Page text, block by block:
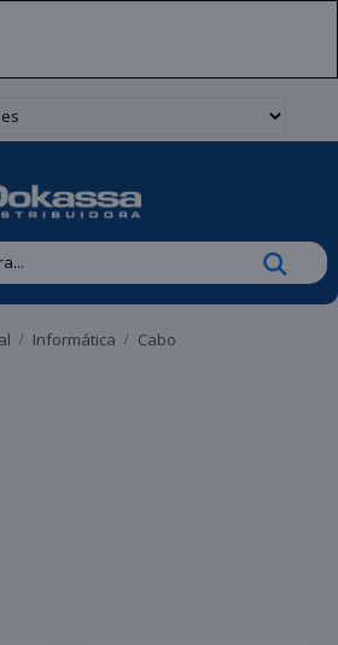
Informática Cabo